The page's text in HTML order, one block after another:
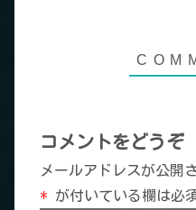
コメントをどうぞ
メールアドレスが公開
* が付いている欄は必